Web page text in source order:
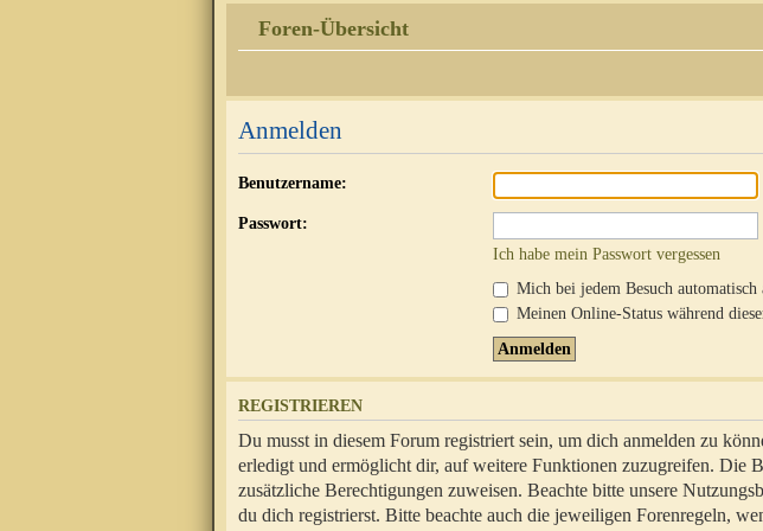
Foren-Übersicht
Anmelden
Benutzername:
Passwort:
Ich habe mein Passwort vergessen
Mich bei jedem Besuch automatisch
Meinen Online-Status während
REGISTRIEREN
Du musst in diesem Forum registriert sein, um dich anmelden zu
erledigt und ermöglicht dir, auf weitere Funktionen zuzugreifen. Die
zusätzliche Berechtigungen zuweisen. Beachte bitte unsere
du dich registrierst. Bitte beachte auch die jeweiligen Forenregeln,